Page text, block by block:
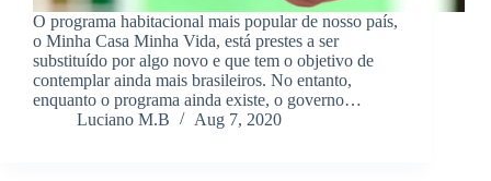
O programa habitacional mais popular de nosso país,
o Minha Casa Minha Vida, está prestes a ser
substituído por algo novo e que tem o objetivo de
contemplar ainda mais brasileiros. No entanto,
enquanto o programa ainda existe, o governo…
Luciano M.B
Aug 7, 2020